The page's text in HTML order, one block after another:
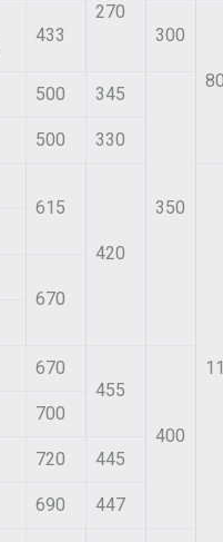
270
433 300
500 345
350
500 330
615
420
670
670
455
400
700
720 445
690 447